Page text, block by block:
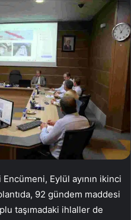
Eylül ayının ikinci
92 gündem maddesi
taşımadaki ihlaller de